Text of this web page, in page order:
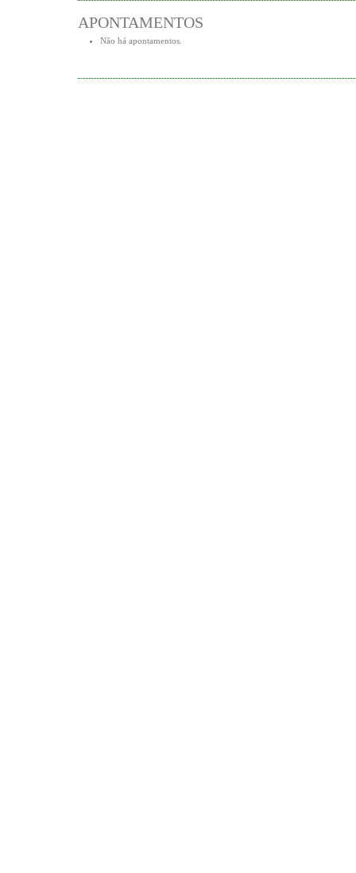
APONTAMENTOS
Não há apontamentos.